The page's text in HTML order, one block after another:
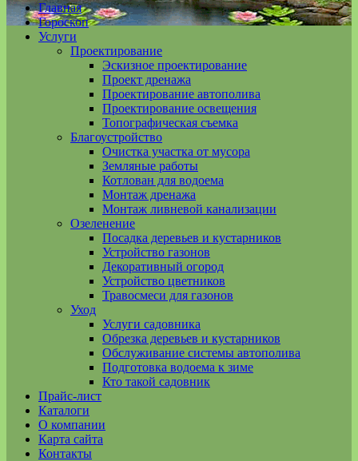
Главная
Гороскоп
Услуги
Проектирование
Эскизное проектирование
Проект дренажа
Проектирование автополива
Проектирование освещения
Топографическая съемка
Благоустройство
Очистка участка от мусора
Земляные работы
Котлован для водоема
Монтаж дренажа
Монтаж ливневой канализации
Озеленение
Посадка деревьев и кустарников
Устройство газонов
Декоративный огород
Устройство цветников
Травосмеси для газонов
Уход
Услуги садовника
Обрезка деревьев и кустарников
Обслуживание системы автополива
Подготовка водоема к зиме
Кто такой садовник
Прайс-лист
Каталоги
О компании
Карта сайта
Контакты